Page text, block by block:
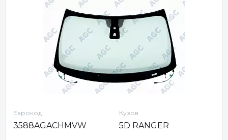
Еврокод
3588AGACHMVW
Кузов
5D RANGER